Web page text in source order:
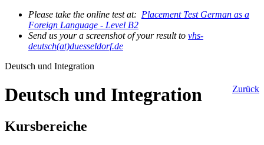
Please take the online test at: Placement Test German as a
Foreign Language - Level B2
Send us your a screenshot of your result to vhs-
deutsch(at)duesseldorf.de
Deutsch und Integration
Zurück
Deutsch und Integration
Kursbereiche